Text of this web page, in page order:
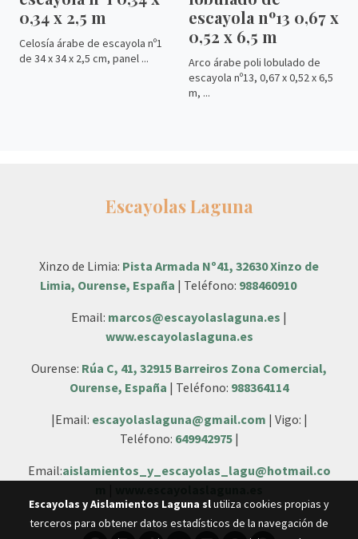
0,34 x 2,5 m
Celosía árabe de escayola nº1
de 34 x 34 x 2,5 cm, panel ...
escayola nº13 0,67 x
0,52 x 6,5 m
Arco árabe poli lobulado de
escayola nº13, 0,67 x 0,52 x 6,5
m, ...
Escayolas Laguna
Xinzo de Limia: Pista Armada Nº41, 32630 Xinzo de
Limia, Ourense, España | Teléfono: 988460910
Email: marcos@escayolaslaguna.es |
www.escayolaslaguna.es
Ourense: Rúa C, 41, 32915 Barreiros Zona Comercial,
Ourense, España | Teléfono: 988364114
|Email: escayolaslaguna@gmail.com | Vigo: |
Teléfono: 649942975|
Email:aislamientos_y_escayolas_lagu@hotmail.co
Escayolas y Aislamientos Laguna slutiliza cookies propias y
terceros para obtener datos estadísticos de la navegación de